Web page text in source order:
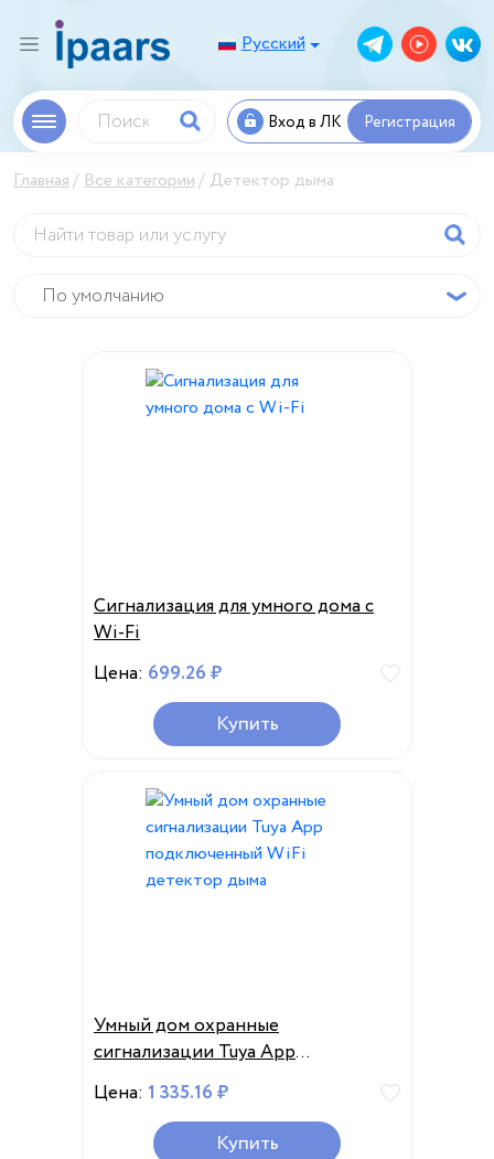
Русский
Вход в ЛК Регистрация
Главная Все категории Детектор дыма
Сигнализация для умного дома с
Wi-Fi
Цена: 699.26 ₽
Купить
Умный дом охранные
сигнализации Tuya App
подключенный WiFi детектор
дыма
Цена: 1 335.16 ₽
Купить